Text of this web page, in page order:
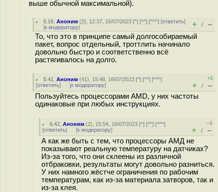
выше обычной максимальной).
5.16 ,Аноним (2), 12:37, 16/07/2023 [^] [^^] [^^^] [ответить]
[к модератору] + / –
То, что это в принципе самый долгособираемый
пакет, вопрос отдельный, троттлить начинало
довольно быстро и соответственно всё
растягивалось на долго.
5.41 ,Аноним (41), 15:48, 16/07/2023 [^] [^^] [^^^]
[ответить] [к модератору]
+2
+ / –
Пользуйтесь процессорами AMD, у них частоты
одинаковые при любых инструкциях.
6.42 ,Аноним (2), 15:54, 16/07/2023 [^] [^^] [^^^]
[ответить] [к модератору]
–1
+ / –
А как же быть с тем, что процессоры АМД не
показывают реальную температуру на датчиках?
Из-за того, что они склеены из различной
отбраковки, результаты могут довольно разниться.
У них намного жёстче ограничения по рабочим
температурам, как из-за материала затворов, так и
из-за клея.